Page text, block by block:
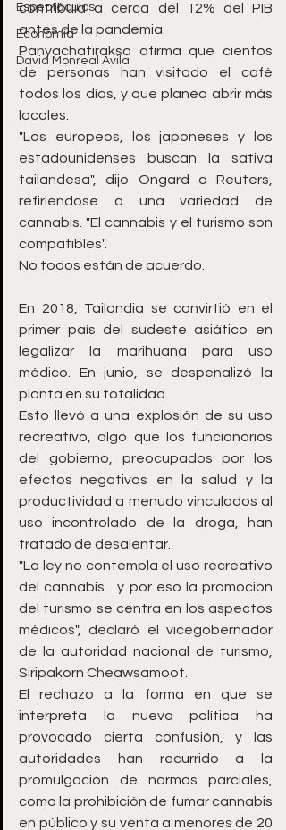
Espectáculos
Economía
David Monreal Ávila
contribuía a cerca del 12% del PIB
antes de la pandemia.
Panyachatiraksa afirma que cientos
de personas han visitado el café
todos los días, y que planea abrir más
locales.
"Los europeos, los japoneses y los
estadounidenses buscan la sativa
tailandesa", dijo Ongard a Reuters,
refiriéndose a una variedad de
cannabis. "El cannabis y el turismo son
compatibles".
No todos están de acuerdo.
En 2018, Tailandia se convirtió en el
primer país del sudeste asiático en
legalizar la marihuana para uso
médico. En junio, se despenalizó la
planta en su totalidad.
Esto llevó a una explosión de su uso
recreativo, algo que los funcionarios
del gobierno, preocupados por los
efectos negativos en la salud y la
productividad a menudo vinculados al
uso incontrolado de la droga, han
tratado de desalentar.
"La ley no contempla el uso recreativo
del cannabis... y por eso la promoción
del turismo se centra en los aspectos
médicos", declaró el vicegobernador
de la autoridad nacional de turismo,
Siripakorn Cheawsamoot.
El rechazo a la forma en que se
interpreta la nueva política ha
provocado cierta confusión, y las
autoridades han recurrido a la
promulgación de normas parciales,
como la prohibición de fumar cannabis
en público y su venta a menores de 20